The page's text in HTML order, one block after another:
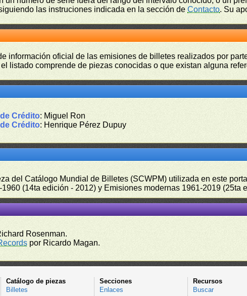
las instruciones indicada en la sección deContacto. Su
información oficial de las emisiones de billetes realizados por
listado comprende de piezas conocidas o que existan alguna
Crédito: Miguel Ron
Crédito: Henrique Pérez Dupuy
del Catálogo Mundial de Billetes (SCWPM) utilizada en este
(14ta edición - 2012) y Emisiones modernas 1961-2019 (25ta
Rosenman.
por Ricardo Magan.
Catálogo de piezas
Billetes
Secciones
Enlaces
Recursos
Buscar